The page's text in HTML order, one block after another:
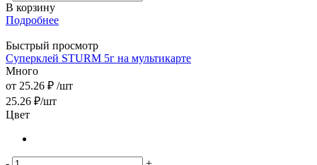
В корзину
Подробнее
Быстрый просмотр
Суперклей STURM 5г на мультикарте
Много
от 25.26 ₽ /шт
25.26 ₽/шт
Цвет